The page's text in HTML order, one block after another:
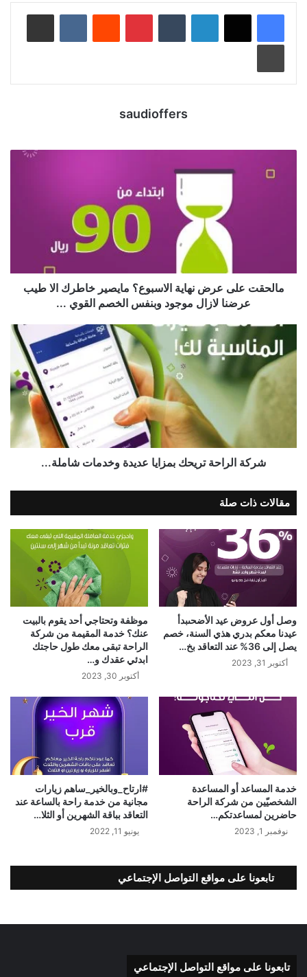
لينكدإن بينتيريست
saudioffers
مالحقت على عرض نهاية الاسبوع؟ مايصير خاطرك الا طيب
عرضنا لازال موجود وبنفس الخصم القوي ...
شركة الراحة تريحك بمزايا عديدة وخدمات شاملة...
مقالات ذات صلة
وصل أول عروض عيد الأضحىبدأ
عيدنا معكم بدري هذي السنة، خصم
يصل إلى 36% عند التعاقد بخ…
أكتوبر 31, 2023
موظفة وتحتاجي أحد يقوم بالبيت
عنك؟ خدمة المقيمة من شركة
الراحة تبقى معك طول حاجتك
ابدئي عقدك و…
أكتوبر 30, 2023
خدمة المساعد أو المساعدة
الشخصيّين من شركة الراحة
حاضرين لمساعدتكم…
نوفمبر 1, 2023
#ارتاح_وبالخير_ساهم ‏زيارات
مجانية من خدمة راحة بالساعة عند
التعاقد بباقة الشهرين أو الثلا…
يونيو 11, 2022
تابعونا على مواقع التواصل الإجتماعي
تابعونا على مواقع التواصل الإجتماعي